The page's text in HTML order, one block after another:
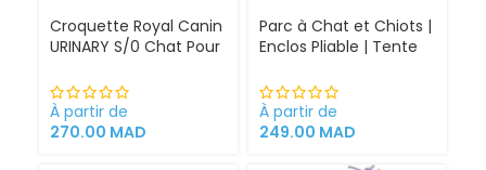
Croquette Royal Canin
URINARY S/0 Chat Pour
Cystite régime
médicalisé
À partir de
270.00 MAD
Parc à Chat et Chiots |
Enclos Pliable | Tente
et extérieur
À partir de
249.00 MAD